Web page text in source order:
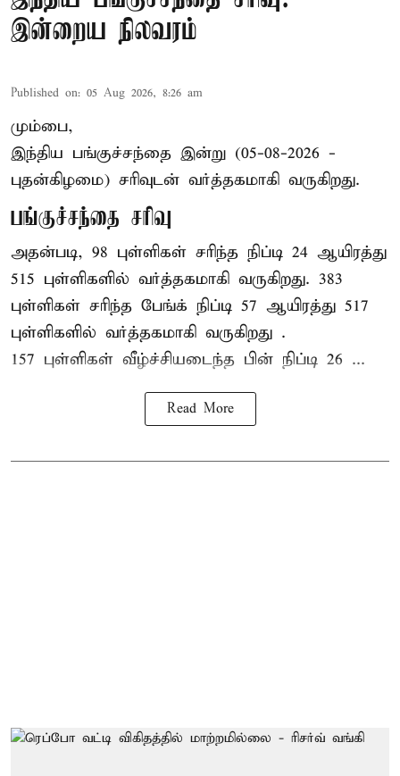
இன்றைய நிலவரம்
Published on: 05 Aug 2026, 8:26 am
மும்பை,
இந்திய பங்குச்சந்தை இன்று (05-08-2026 -
புதன்கிழமை) சரிவுடன் வர்த்தகமாகி வருகிறது.
பங்குச்சந்தை சரிவு
அதன்படி, 98 புள்ளிகள் சரிந்த நிப்டி 24 ஆயிரத்து
515 புள்ளிகளில் வர்த்தகமாகி வருகிறது. 383
புள்ளிகள் சரிந்த பேங்க் நிப்டி 57 ஆயிரத்து 517
புள்ளிகளில் வர்த்தகமாகி வருகிறது .
157 புள்ளிகள் வீழ்ச்சியடைந்த பின் நிப்டி 26 ...
Read More